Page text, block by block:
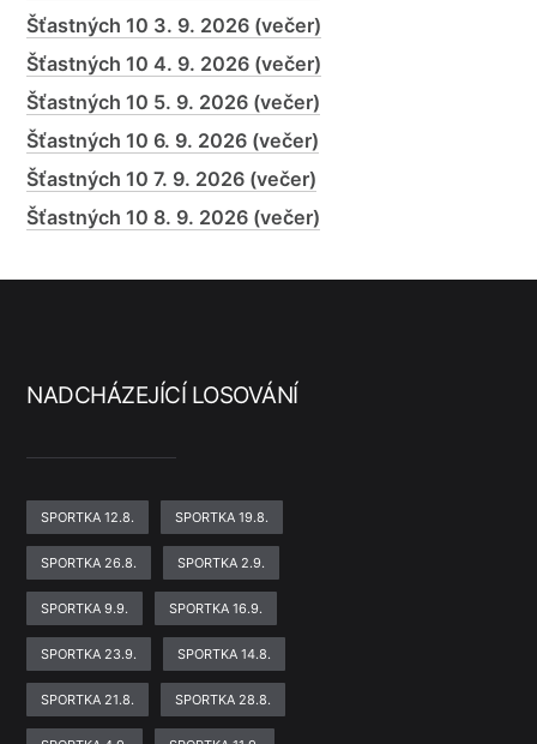
Šťastných 10 3. 9. 2026 (večer)
Šťastných 10 4. 9. 2026 (večer)
Šťastných 10 5. 9. 2026 (večer)
Šťastných 10 6. 9. 2026 (večer)
Šťastných 10 7. 9. 2026 (večer)
Šťastných 10 8. 9. 2026 (večer)
NADCHÁZEJÍCÍ LOSOVÁNÍ
SPORTKA 12.8. SPORTKA 19.8.
SPORTKA 26.8. SPORTKA 2.9.
SPORTKA 9.9. SPORTKA 16.9.
SPORTKA 23.9. SPORTKA 14.8.
SPORTKA 21.8. SPORTKA 28.8.